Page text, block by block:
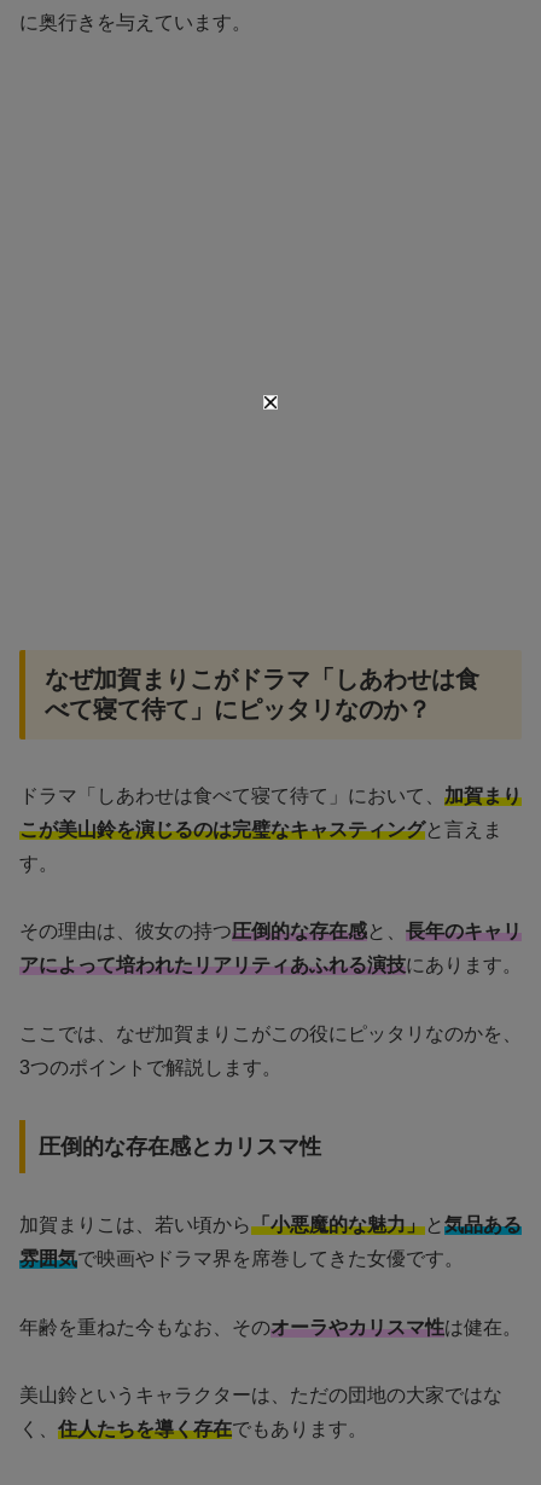
に奥行きを与えています。
なぜ加賀まりこがドラマ「しあわせは食
べて寝て待て」にピッタリなのか？
ドラマ「しあわせは食べて寝て待て」において、 加賀まり
こが美山鈴を演じるのは完璧なキャスティングと言えま
す。
その理由は、彼女の持つ圧倒的な存在感と、 長年のキャリ
アによって培われたリアリティあふれる演技にあります。
ここでは、なぜ加賀まりこがこの役にピッタリなのかを、
3つのポイントで解説します。
圧倒的な存在感とカリスマ性
加賀まりこは、若い頃から「小悪魔的な魅力」と 気品ある
雰囲気で映画やドラマ界を席巻してきた女優です。
年齢を重ねた今もなお、そのオーラやカリスマ性は健在。
美山鈴というキャラクターは、ただの団地の大家ではな
く、 住人たちを導く存在でもあります。